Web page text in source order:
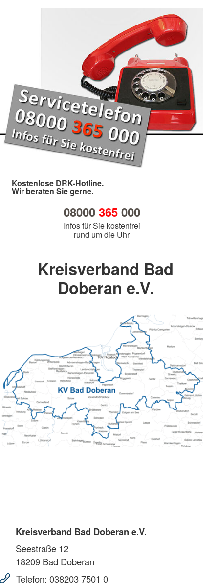
Kostenlose DRK-Hotline.
Wir beraten Sie gerne.
08000 365000
Infos für Sie kostenfrei
rund um die Uhr
Kreisverband Bad
Doberan e.V.
Kreisverband Bad Doberan e.V.
Seestraße 12
18209 Bad Doberan
Telefon: 038203 7501 0